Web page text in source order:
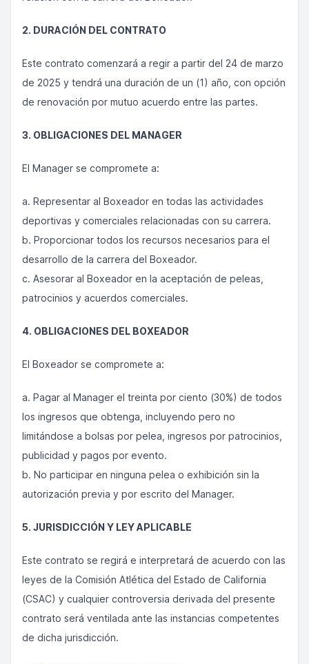
2. DURACIÓN DEL CONTRATO
Este contrato comenzará a regir a partir del 24 de marzo
de 2025 y tendrá una duración de un (1) año, con opción
de renovación por mutuo acuerdo entre las partes.
3. OBLIGACIONES DEL MANAGER
El Manager se compromete a:
a. Representar al Boxeador en todas las actividades
deportivas y comerciales relacionadas con su carrera.
b. Proporcionar todos los recursos necesarios para el
desarrollo de la carrera del Boxeador.
c. Asesorar al Boxeador en la aceptación de peleas,
patrocinios y acuerdos comerciales.
4. OBLIGACIONES DEL BOXEADOR
El Boxeador se compromete a:
a. Pagar al Manager el treinta por ciento (30%) de todos
los ingresos que obtenga, incluyendo pero no
limitándose a bolsas por pelea, ingresos por patrocinios,
publicidad y pagos por evento.
b. No participar en ninguna pelea o exhibición sin la
autorización previa y por escrito del Manager.
5. JURISDICCIÓN Y LEY APLICABLE
Este contrato se regirá e interpretará de acuerdo con las
leyes de la Comisión Atlética del Estado de California
(CSAC) y cualquier controversia derivada del presente
contrato será ventilada ante las instancias competentes
de dicha jurisdicción.